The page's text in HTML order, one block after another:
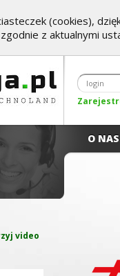
(cookies),
z aktualnymi
O NAS
video